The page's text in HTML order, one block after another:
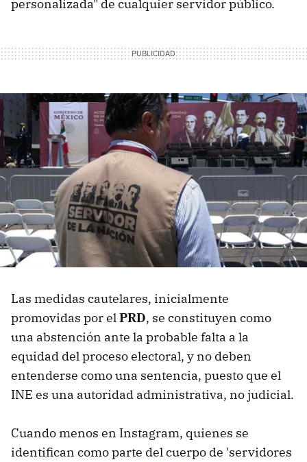
personalizada" de cualquier servidor público.
Las medidas cautelares, inicialmente
promovidas por el PRD, se constituyen como
una abstención ante la probable falta a la
equidad del proceso electoral, y no deben
entenderse como una sentencia, puesto que el
INE es una autoridad administrativa, no judicial.
Cuando menos en Instagram, quienes se
identifican como parte del cuerpo de 'servidores